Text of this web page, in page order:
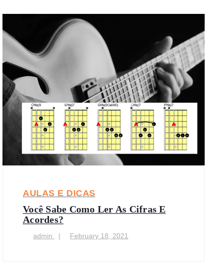
AULAS E DICAS
Você Sabe Como Ler As Cifras E
Acordes?
admin February 18, 2021